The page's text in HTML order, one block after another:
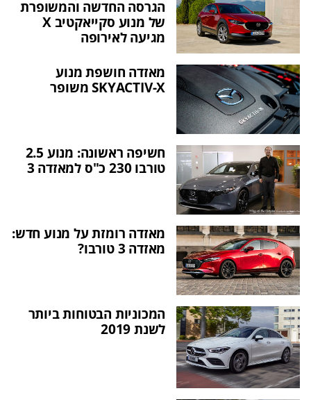
הגרסה החדשה והמשופרת
של מנוע סקייאקטיב X
מגיעה לאירופה
מאזדה חושפת מנוע
SKYACTIV-X משופר
חשיפה ראשונה: מנוע 2.5
טורבו 230 כ"ס למאזדה 3
מאזדה רומזת על מנוע חדש:
מאזדה 3 טורבו?
המכוניות הבטוחות ביותר
לשנת 2019